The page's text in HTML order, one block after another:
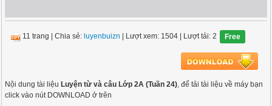
11 trang |Chia sẻ: luyenbuizn | Lượt xem: 1504 | Lượt tải: 2 Free
Nội dung tài liệu Luyện từ và câu Lớp 2A (Tuần 24), để tải tài liệu về máy bạn
click vào nút DOWNLOAD ở trên